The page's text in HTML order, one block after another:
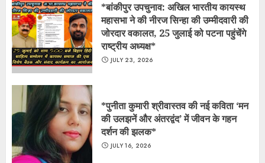
*बांकीपुर उपचुनाव: अखिल भारतीय कायस्थ
महासभा ने की नीरज सिन्हा की उम्मीदवारी की
जोरदार वकालत, 25 जुलाई को पटना पहुंचेंगे
राष्ट्रीय अध्यक्ष*
JULY 23, 2026
*पुनीता कुमारी श्रीवास्तव की नई कविता ‘मन
की उलझनें और अंतरद्वंद’ में जीवन के गहन
दर्शन की झलक*
JULY 16, 2026